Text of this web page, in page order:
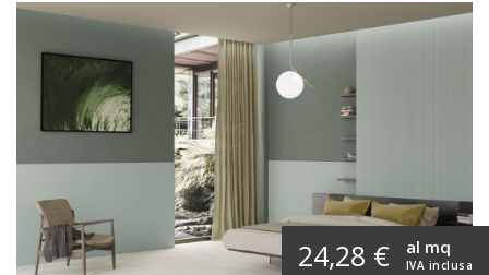
24,28 € IVA inclusa
al mq